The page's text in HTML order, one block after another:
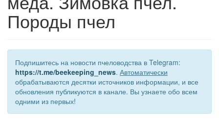
Породы пчел
Подпишитесь на новости пчеловодства в Telegram:
https://t.me/beekeeping_news. Автоматически
обрабатываются десятки источников информации, и все
обновления публикуются в канале. Вы узнаете обо всем
одними из первых!